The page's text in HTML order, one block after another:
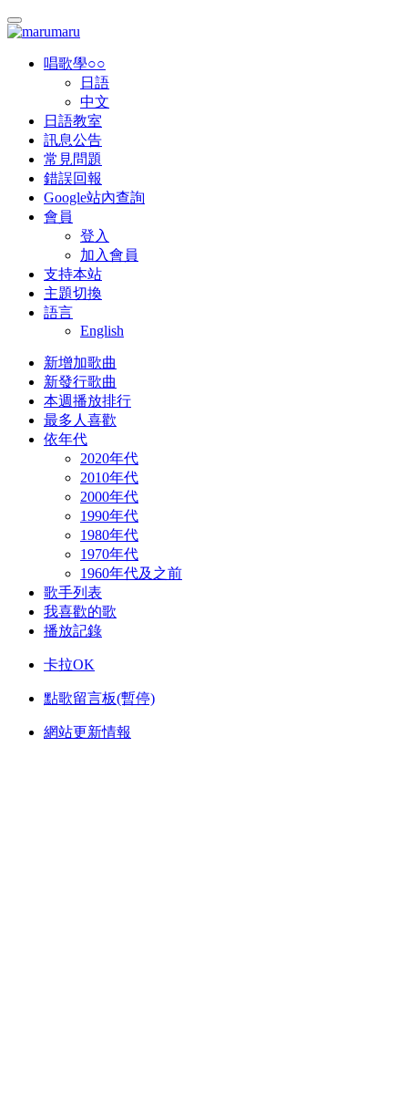
唱歌學○○
日語
中文
日語教室
訊息公告
常見問題
錯誤回報
Google站內查詢
會員
登入
加入會員
支持本站
主題切換
語言
English
新增加歌曲
新發行歌曲
本週播放排行
最多人喜歡
依年代
2020年代
2010年代
2000年代
1990年代
1980年代
1970年代
1960年代及之前
歌手列表
我喜歡的歌
播放記錄
卡拉OK
點歌留言板(暫停)
網站更新情報